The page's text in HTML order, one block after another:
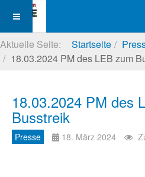
Aktuelle Seite: Startseite
18.03.2024 PM des LEB zum
18.03.2024 PM des
Busstreik
Presse 18. März 2024